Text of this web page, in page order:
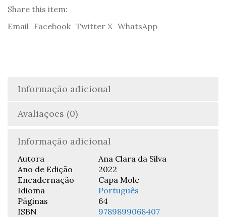
Share this item:
Email Facebook Twitter X WhatsApp
Informação adicional
Avaliações (0)
Informação adicional
Autora
Ana Clara da Silva
Ano de Edição
2022
Encadernação
Capa Mole
Idioma
Português
Páginas
64
ISBN
9789899068407